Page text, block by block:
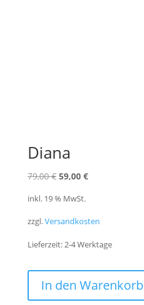
Diana
79,00€ Ursprünglicher
79,00 €
59,00 €Aktueller
59,00 €.
inkl. 19 % MwSt.
zzgl.Versandkosten
Lieferzeit:2-4 Werktage
In den Warenkorb